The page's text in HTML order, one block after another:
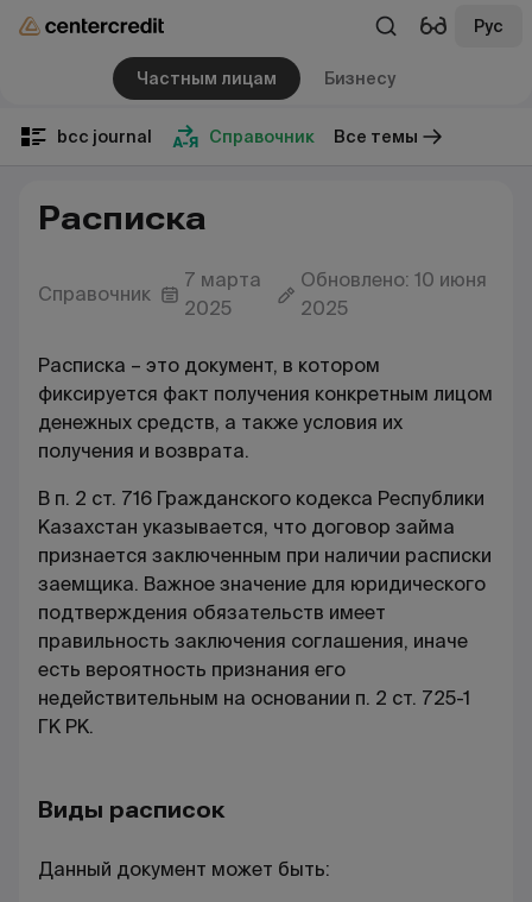
Рус
Частным лицам Бизнесу
bcc journal Справочник Все темы
Расписка
Справочник
7 марта
2025
Обновлено: 10 июня
2025
Расписка – это документ, в котором
фиксируется факт получения конкретным лицом
денежных средств, а также условия их
получения и возврата.
В п. 2 ст. 716 Гражданского кодекса Республики
Казахстан указывается, что договор займа
признается заключенным при наличии расписки
заемщика. Важное значение для юридического
подтверждения обязательств имеет
правильность заключения соглашения, иначе
есть вероятность признания его
недействительным на основании п. 2 ст. 725-1
ГК РК.
Виды расписок
Данный документ может быть: